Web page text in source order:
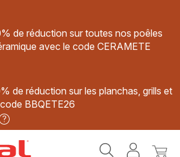
de réduction sur toutes nos poêles
avec le code CERAMETE
de réduction sur les planchas, grills et
BBQETE26